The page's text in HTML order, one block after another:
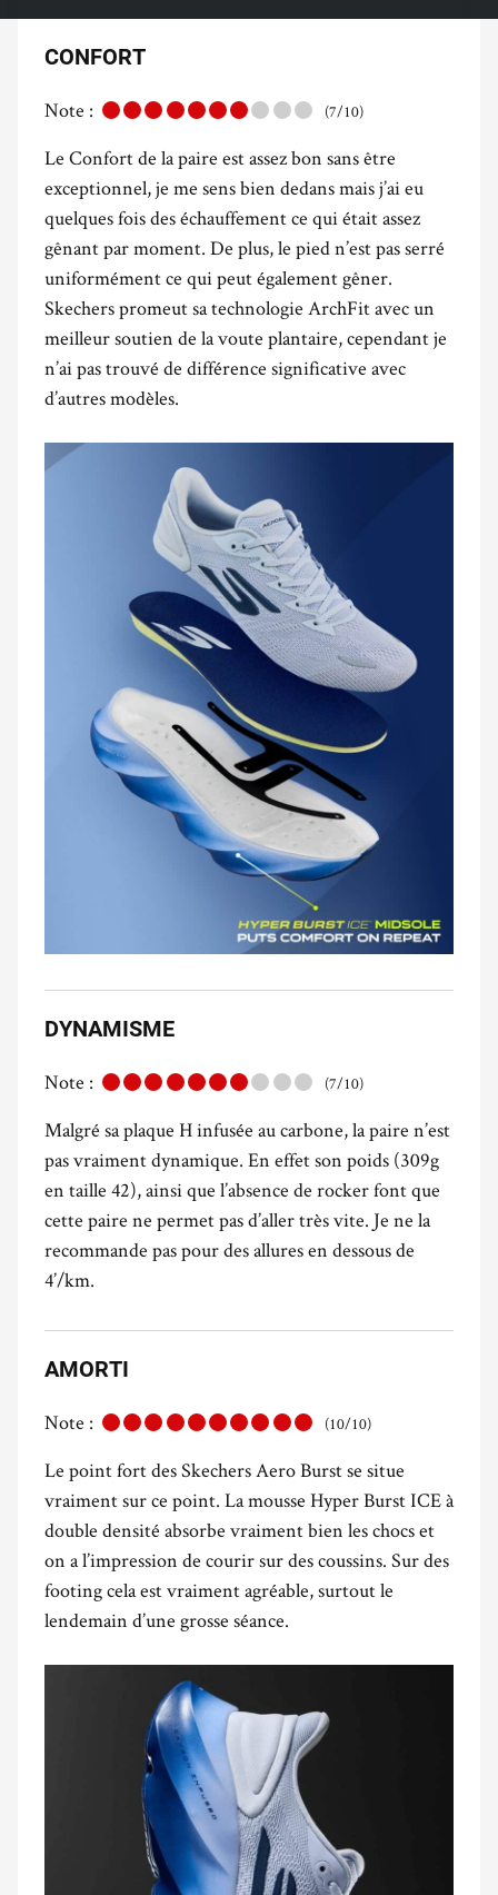
CONFORT
Note : (7/10)
Le Confort de la paire est assez bon sans être
exceptionnel, je me sens bien dedans mais j’ai eu
quelques fois des échauffement ce qui était assez
gênant par moment. De plus, le pied n’est pas serré
uniformément ce qui peut également gêner.
Skechers promeut sa technologie ArchFit avec un
meilleur soutien de la voute plantaire, cependant je
n’ai pas trouvé de différence significative avec
d’autres modèles.
DYNAMISME
Note : (7/10)
Malgré sa plaque H infusée au carbone, la paire n’est
pas vraiment dynamique. En effet son poids (309g
en taille 42), ainsi que l’absence de rocker font que
cette paire ne permet pas d’aller très vite. Je ne la
recommande pas pour des allures en dessous de
4’/km.
AMORTI
Note : (10/10)
Le point fort des Skechers Aero Burst se situe
vraiment sur ce point. La mousse Hyper Burst ICE à
double densité absorbe vraiment bien les chocs et
on a l’impression de courir sur des coussins. Sur des
footing cela est vraiment agréable, surtout le
lendemain d’une grosse séance.